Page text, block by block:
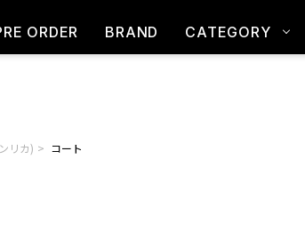
ORDER BRAND CATEGORY
リカ) コート